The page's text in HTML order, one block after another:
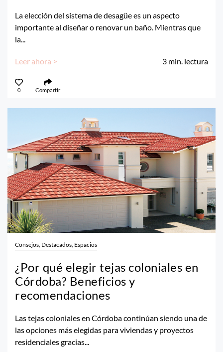
La elección del sistema de desagüe es un aspecto
importante al diseñar o renovar un baño. Mientras que
la...
Leer ahora > 3 min. lectura
0 Compartir
Consejos, Destacados, Espacios
¿Por qué elegir tejas coloniales en
Córdoba? Beneficios y
recomendaciones
Las tejas coloniales en Córdoba continúan siendo una de
las opciones más elegidas para viviendas y proyectos
residenciales gracias...